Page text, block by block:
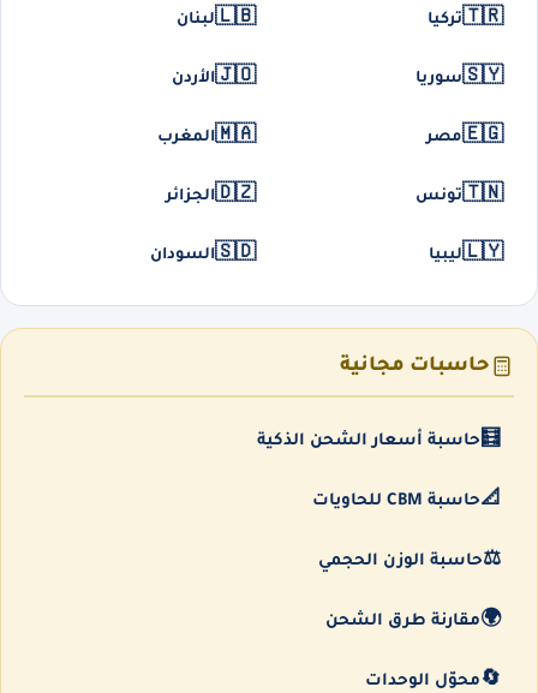
🇹🇷تركيا 🇱🇧لبنان
🇸🇾سوريا 🇯🇴الأردن
🇪🇬مصر 🇲🇦المغرب
🇹🇳تونس 🇩🇿الجزائر
🇱🇾ليبيا 🇸🇩السودان
حاسبات مجانية
🧮 حاسبة أسعار الشحن الذكية
📐حاسبة CBM للحاويات
⚖️حاسبة الوزن الحجمي
🌍مقارنة طرق الشحن
🔄 محوّل الوحدات